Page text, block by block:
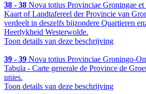
38 - 38 Nova totius Provinciae Groningae et
Kaart of Landtafereel der Provincie van
verdeelt in deszelfs bijzondere Quartieren
Heerlykheid Westerwolde.
Toon details van deze beschrijving
39 - 39 Nova totius Provinciae Groningo-
Tabula - Carte generale de Province de
unies.
Toon details van deze beschrijving